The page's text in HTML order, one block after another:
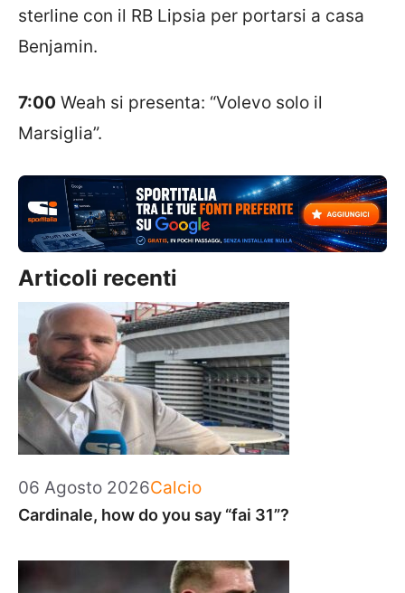
sterline con il RB Lipsia per portarsi a casa
Benjamin.
7:00 Weah si presenta: “Volevo solo il
Marsiglia”.
Articoli recenti
06 Agosto 2026Categorie
Calcio
Cardinale, how do you say “fai 31”?